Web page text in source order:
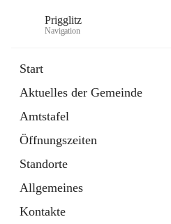
Prigglitz
Navigation
Start
Aktuelles der Gemeinde
Amtstafel
Öffnungszeiten
Standorte
Allgemeines
Kontakte
Externe Webseite
in
Tab
Gemeindezeitung
Ordner
öffnet
in
neuem
Tab